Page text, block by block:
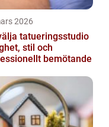
2026
tatueringsstudio
stil och
bemötande